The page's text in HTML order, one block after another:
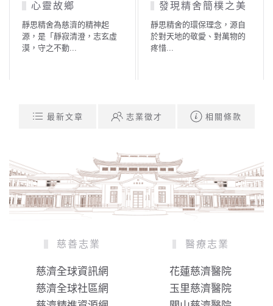
靜思家風
慈濟的精神理念，自創始就
立足在靜思精舍，在這個道
場中，常住眾...
佛心師志
「為佛教」是內修，「為眾
生」則要挑起如來家業，走
入人群救度眾生...
最新文章 志業徵才 相關條款
慈善志業
慈濟全球資訊網
慈濟全球社區網
醫療志業
花蓮慈濟醫院
玉里慈濟醫院